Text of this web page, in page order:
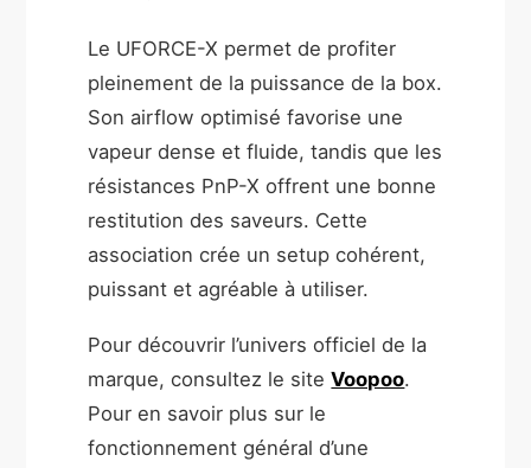
Le UFORCE-X permet de profiter
pleinement de la puissance de la box.
Son airflow optimisé favorise une
vapeur dense et fluide, tandis que les
résistances PnP-X offrent une bonne
restitution des saveurs. Cette
association crée un setup cohérent,
puissant et agréable à utiliser.
Pour découvrir l’univers officiel de la
marque, consultez le siteVoopoo.
Pour en savoir plus sur le
fonctionnement général d’une